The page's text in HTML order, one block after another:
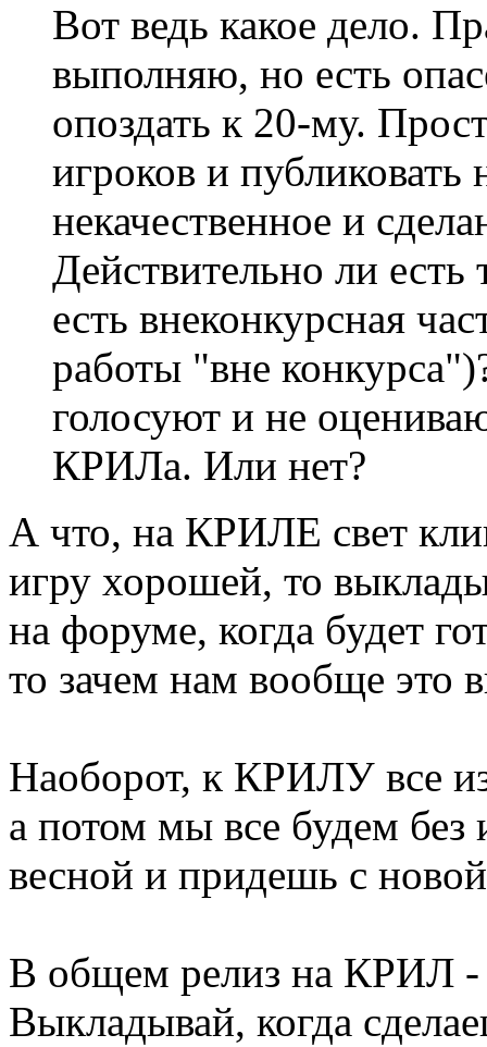
Вот ведь какое дело.
выполняю, но есть
опоздать к 20-му.
игроков и публиковать
некачественное и
Действительно ли
есть внеконкурсная
работы "вне
голосуют и не
КРИЛа. Или нет?
А что, на КРИЛЕ свет
игру хорошей, то
на форуме, когда будет
то зачем нам вообще это
Наоборот, к КРИЛУ все
а потом мы все будем без
весной и придешь с
В общем релиз на КРИЛ -
Выкладывай, когда